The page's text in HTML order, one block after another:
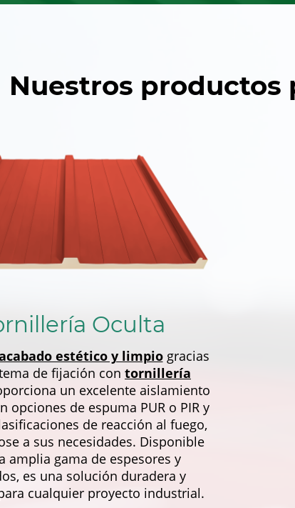
Nuestros productos
Oculta
estético y limpiogracias
de fijación con tornillería
un excelente aislamiento
opciones de espuma PUR o PIR y
de reacción al fuego,
a sus necesidades. Disponible
amplia gama de espesores y
es una solución duradera y
cualquier proyecto industrial.